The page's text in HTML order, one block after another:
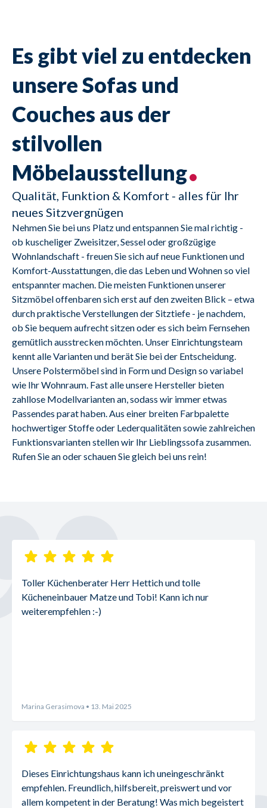
Es gibt viel zu entdecken
unsere Sofas und
Couches aus der
stilvollen
Möbelausstellung
Qualität, Funktion & Komfort - alles für Ihr
neues Sitzvergnügen
Nehmen Sie bei uns Platz und entspannen Sie mal richtig -
ob kuscheliger Zweisitzer, Sessel oder großzügige
Wohnlandschaft - freuen Sie sich auf neue Funktionen und
Komfort-Ausstattungen, die das Leben und Wohnen so viel
entspannter machen. Die meisten Funktionen unserer
Sitzmöbel offenbaren sich erst auf den zweiten Blick – etwa
durch praktische Verstellungen der Sitztiefe - je nachdem,
ob Sie bequem aufrecht sitzen oder es sich beim Fernsehen
gemütlich ausstrecken möchten. Unser Einrichtungsteam
kennt alle Varianten und berät Sie bei der Entscheidung.
Unsere Polstermöbel sind in Form und Design so variabel
wie Ihr Wohnraum. Fast alle unsere Hersteller bieten
zahllose Modellvarianten an, sodass wir immer etwas
Passendes parat haben. Aus einer breiten Farbpalette
hochwertiger Stoffe oder Lederqualitäten sowie zahlreichen
Funktionsvarianten stellen wir Ihr Lieblingssofa zusammen.
Rufen Sie an oder schauen Sie gleich bei uns rein!
Toller Küchenberater Herr Hettich und tolle
Kücheneinbauer Matze und Tobi! Kann ich nur
weiterempfehlen :-)
Marina Gerasimova • 13. Mai 2025
Dieses Einrichtungshaus kann ich uneingeschränkt
empfehlen. Freundlich, hilfsbereit, preiswert und vor
allem kompetent in der Beratung! Was mich begeistert